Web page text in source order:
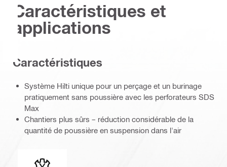
Caractéristiques et
applications
Caractéristiques
Système Hilti unique pour un perçage et un burinage
pratiquement sans poussière avec les perforateurs SDS
Max
Chantiers plus sûrs – réduction considérable de la
quantité de poussière en suspension dans l'air
Extrémité de connexion